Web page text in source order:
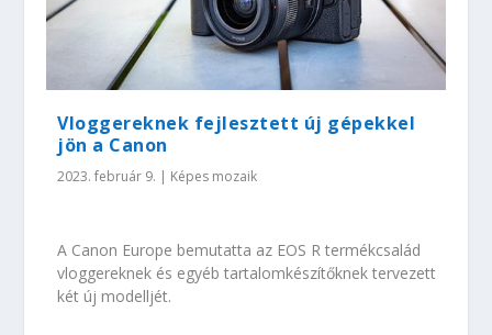
Vloggereknek fejlesztett új gépekkel
jön a Canon
2023. február 9. | Képes mozaik
A Canon Europe bemutatta az EOS R termékcsalád
vloggereknek és egyéb tartalomkészítőknek tervezett
két új modelljét.